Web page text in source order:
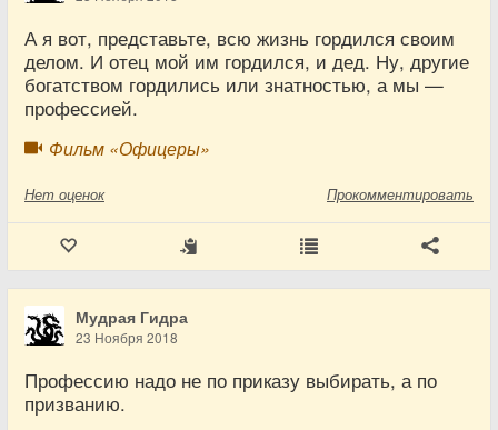
А я вот, представьте, всю жизнь гордился своим
делом. И отец мой им гордился, и дед. Ну, другие
богатством гордились или знатностью, а мы —
профессией.
Фильм «Офицеры»
Нет оценок Прокомментировать
Мудрая Гидра
23 Ноября 2018
Профессию надо не по приказу выбирать, а по
призванию.